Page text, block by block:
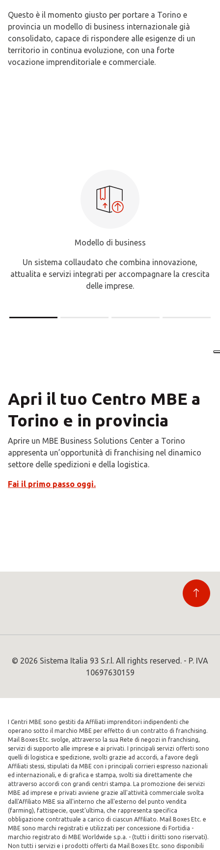
Questo è il momento giusto per portare a Torino e
provincia un modello di business internazionale già
consolidato, capace di rispondere alle esigenze di un
territorio in continua evoluzione, con una forte
vocazione imprenditoriale e commerciale.
che combina innovazione,
per accompagnare la crescita
I nostri Imprenditori
strumenti
Apri il tuo Centro MBE a
Torino e in provincia
Aprire un MBE Business Solutions Center a Torino
appresenta un’opportunità di franchising nel dinamico
settore delle spedizioni e della logistica.
Fai il primo passo oggi.
© 2026 Sistema Italia 93 S.r.l. All rights reserved. - P. IVA
10697630159
I Centri MBE sono gestiti da Affiliati imprenditori indipendenti che
operano sotto il marchio MBE per effetto di un contratto di franchising.
Mail Boxes Etc. svolge, attraverso la sua Rete di negozi in franchising,
servizi di supporto alle imprese e ai privati. I principali servizi offerti sono
quelli di logistica e spedizione, svolti grazie ad accordi, a favore degli
Affiliati stessi, stipulati da MBE con i principali corrieri espresso nazionali
ed internazionali, e di grafica e stampa, svolti sia direttamente che
attraverso accordi con grandi centri stampa. La promozione dei servizi
MBE ad imprese e privati avviene grazie all'attività commerciale svolta
dall'Affiliato MBE sia all'interno che all'esterno del punto vendita
(farming), fattispecie, quest'ultima, che rappresenta specifica
obbligazione contrattuale a carico di ciascun Affiliato. Mail Boxes Etc. e
MBE sono marchi registrati e utilizzati per concessione di Fortidia -
marchio registrato di MBE Worldwide s.p.a. - (tutti i diritti sono riservati).
Non tutti i servizi e i prodotti offerti da Mail Boxes Etc. sono disponibili